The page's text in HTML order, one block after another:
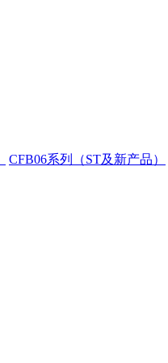
CFB06系列（ST及新产品）